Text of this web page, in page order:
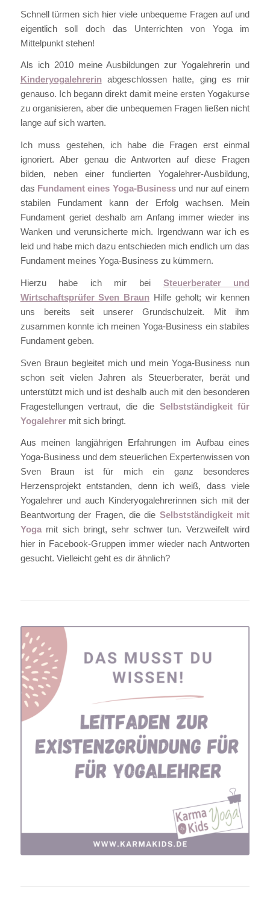
Schnell türmen sich hier viele unbequeme Fragen auf und
eigentlich soll doch das Unterrichten von Yoga im
Mittelpunkt stehen!
Als ich 2010 meine Ausbildungen zur Yogalehrerin und
Kinderyogalehrerin abgeschlossen hatte, ging es mir
genauso. Ich begann direkt damit meine ersten Yogakurse
zu organisieren, aber die unbequemen Fragen ließen nicht
lange auf sich warten.
Ich muss gestehen, ich habe die Fragen erst einmal
ignoriert. Aber genau die Antworten auf diese Fragen
bilden, neben einer fundierten Yogalehrer-Ausbildung,
das Fundament eines Yoga-Businessund nur auf einem
stabilen Fundament kann der Erfolg wachsen. Mein
Fundament geriet deshalb am Anfang immer wieder ins
Wanken und verunsicherte mich. Irgendwann war ich es
leid und habe mich dazu entschieden mich endlich um das
Fundament meines Yoga-Business zu kümmern.
Hierzu habe ich mir bei Steuerberater und
Wirtschaftsprüfer Sven Braun Hilfe geholt; wir kennen
uns bereits seit unserer Grundschulzeit. Mit ihm
zusammen konnte ich meinen Yoga-Business ein stabiles
Fundament geben.
Sven Braun begleitet mich und mein Yoga-Business nun
schon seit vielen Jahren als Steuerberater, berät und
unterstützt mich und ist deshalb auch mit den besonderen
Fragestellungen vertraut, die die Selbstständigkeit für
Yogalehrermit sich bringt.
Aus meinen langjährigen Erfahrungen im Aufbau eines
Yoga-Business und dem steuerlichen Expertenwissen von
Sven Braun ist für mich ein ganz besonderes
Herzensprojekt entstanden, denn ich weiß, dass viele
Yogalehrer und auch Kinderyogalehrerinnen sich mit der
Beantwortung der Fragen, die die Selbstständigkeit mit
Yogamit sich bringt, sehr schwer tun. Verzweifelt wird
hier in Facebook-Gruppen immer wieder nach Antworten
gesucht. Vielleicht geht es dir ähnlich?